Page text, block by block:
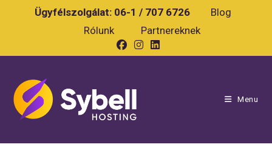
Ügyfélszolgálat: 06-1 / 707 6726
Blog
Rólunk
Partnereknek
Menu